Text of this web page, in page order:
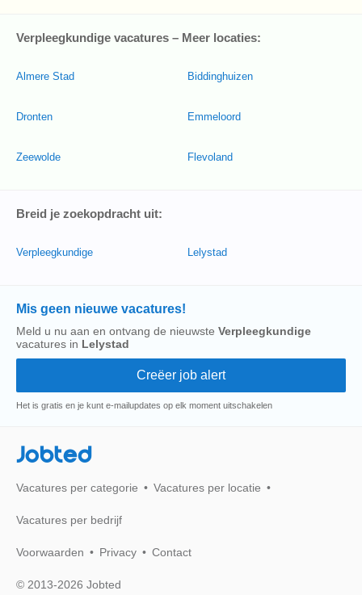
Verpleegkundige vacatures – Meer locaties:
Almere Stad
Dronten
Zeewolde
Biddinghuizen
Emmeloord
Flevoland
Breid je zoekopdracht uit:
Verpleegkundige Lelystad
Mis geen nieuwe vacatures!
Meld u nu aan en ontvang de nieuwste Verpleegkundige
vacatures in Lelystad
Het is gratis en je kunt e-mailupdates op elk moment uitschakelen
Jobted
Vacatures per categorie Vacatures per locatie
Vacatures per bedrijf
Voorwaarden Privacy Contact
© 2013-2026 Jobted